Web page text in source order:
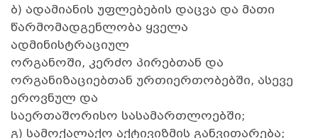
ბ) ადამიანის უფლებების დაცვა და მათი
წარმომადგენლობა ყველა
ადმინისტრაციულ
ორგანოში, კერძო პირებთან და
ორგანიზაციებთან ურთიერთობებში, ასევე
ეროვნულ და
საერთაშორისო სასამართლოებში;
გ) სამოქალაქო აქტივიზმის განვითარება;